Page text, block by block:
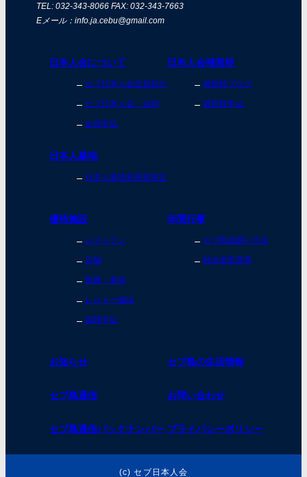
TEL: 032-343-8066 FAX: 032-343-7663
Eメール：info.ja.cebu@gmail.com
日本人会について
セブ日本人会役員紹介
セブ日本人会・会則
会員申込
日本人会補習校
補習校ブログ
補習校申込
日本人墓地
日本人墓地利用者規定
優待施設
レストラン
店舗
医療・美容
レジャー施設
協賛申込
年間行事
セブ島盆踊り大会
戦没者慰霊祭
お知らせ セブ島の生活情報
セブ島通信 お問い合わせ
セブ島通信バックナンバー プライバシーポリシー
(c) セブ日本人会